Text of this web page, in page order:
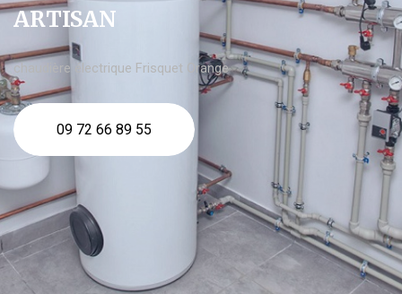
ARTISAN
chaudière électrique Frisquet Orange
09 72 66 89 55